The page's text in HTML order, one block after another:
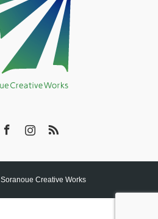
Soranoue Creative Works